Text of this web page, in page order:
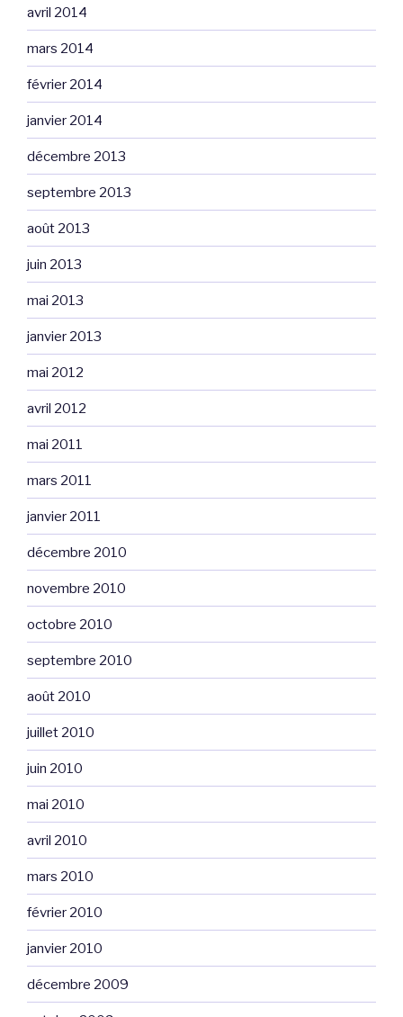
avril 2014
mars 2014
février 2014
janvier 2014
décembre 2013
septembre 2013
août 2013
juin 2013
mai 2013
janvier 2013
mai 2012
avril 2012
mai 2011
mars 2011
janvier 2011
décembre 2010
novembre 2010
octobre 2010
septembre 2010
août 2010
juillet 2010
juin 2010
mai 2010
avril 2010
mars 2010
février 2010
janvier 2010
décembre 2009